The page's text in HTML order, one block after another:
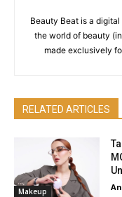
Beauty Beat is a
the world of beauty
made exclusively
RELATED ARTICLES
Makeup